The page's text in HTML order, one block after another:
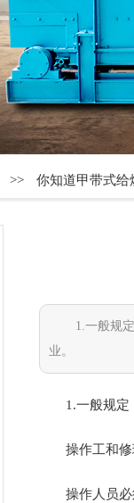
>> 你知道甲带式给
1.一般规
业。
1.一般规定‌
操作工和修
操作人员